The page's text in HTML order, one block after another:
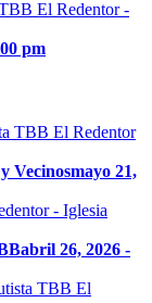
pm
Vecinosmayo 21,
abril 26, 2026 -